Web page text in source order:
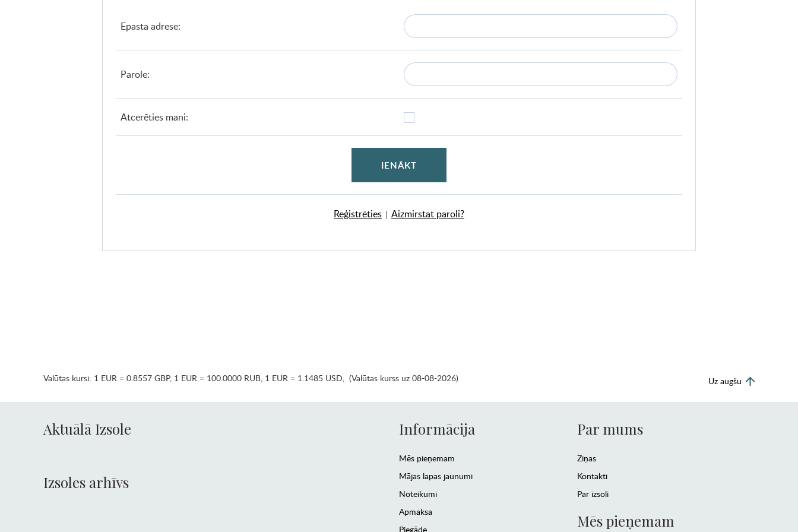
Epasta adrese:
Parole:
Atcerēties mani:
IENĀKT
Reģistrēties | Aizmirstat paroli?
Valūtas kursi: 1 EUR = 0.8557 GBP, 1 EUR = 100.0000 RUB, 1 EUR = 1.1485 USD, (Valūtas kurss uz 08-08-2026) Uz augšu
Aktuālā Izsole
Izsoles arhīvs
Informācija
Mēs pieņemam
Mājas lapas jaunumi
Noteikumi
Apmaksa
Piegāde
Par mums
Ziņas
Kontakti
Par izsoli
Mēs pieņemam